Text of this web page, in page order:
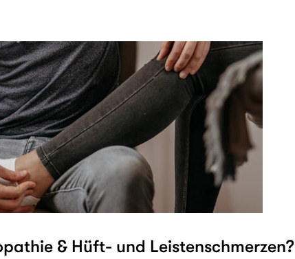
& Hüft- und Leistenschmerzen?